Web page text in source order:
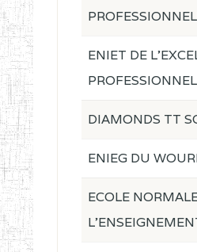
ENIET DE
DIAMONDS TT
ENIEG DU
ECOLE